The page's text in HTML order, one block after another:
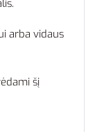
arba vidaus
šį